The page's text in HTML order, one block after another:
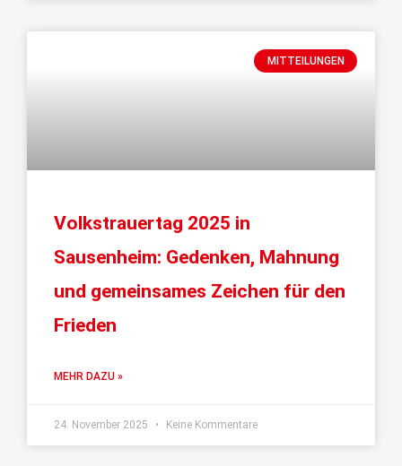
MITTEILUNGEN
Volkstrauertag 2025 in
Sausenheim: Gedenken, Mahnung
und gemeinsames Zeichen für den
Frieden
MEHR DAZU »
24. November 2025 Keine Kommentare